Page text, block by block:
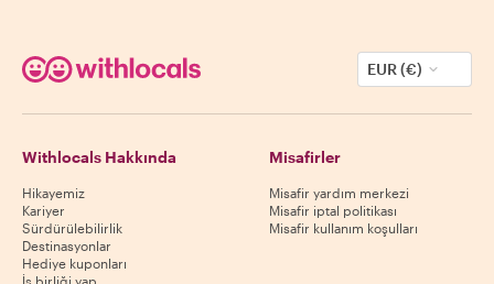
EUR (€)
Withlocals Hakkında
Hikayemiz
Kariyer
Sürdürülebilirlik
Destinasyonlar
Hediye kuponları
Misafirler
Misafir yardım merkezi
Misafir iptal politikası
Misafir kullanım koşulları